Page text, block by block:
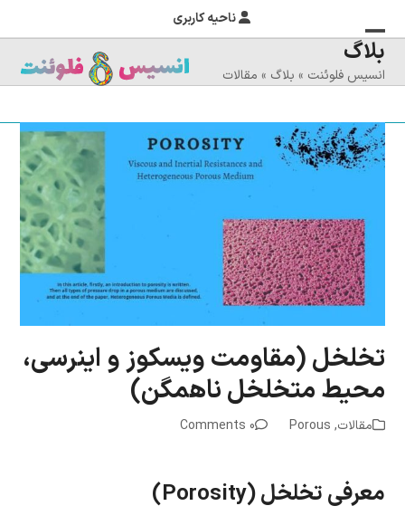
ناحیه کاربری
منوی
موبایل
تغییر
دهید
بستن
منوی
بلاگ
انسیس فلوئنت » بلاگ » مقالات
تخلخل (مقاومت ویسکوز و اینرسی،
محیط متخلخل ناهمگن)
مقالات,
Porous
0 Comments
معرفی تخلخل (Porosity)